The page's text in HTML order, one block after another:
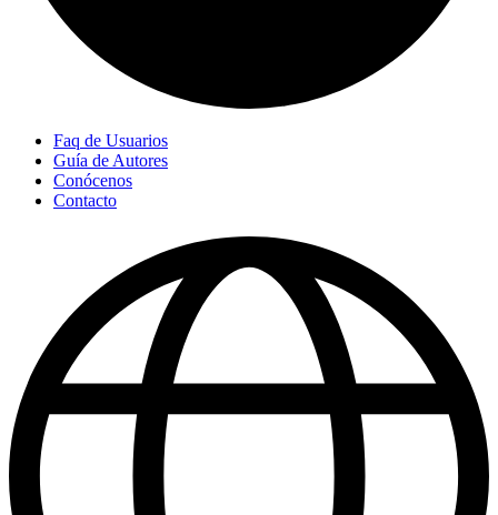
Faq de Usuarios
Guía de Autores
Conócenos
Contacto